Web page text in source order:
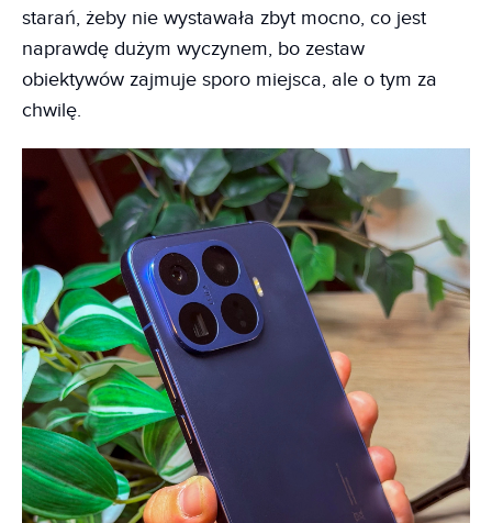
starań, żeby nie wystawała zbyt mocno, co jest
naprawdę dużym wyczynem, bo zestaw
obiektywów zajmuje sporo miejsca, ale o tym za
chwilę.